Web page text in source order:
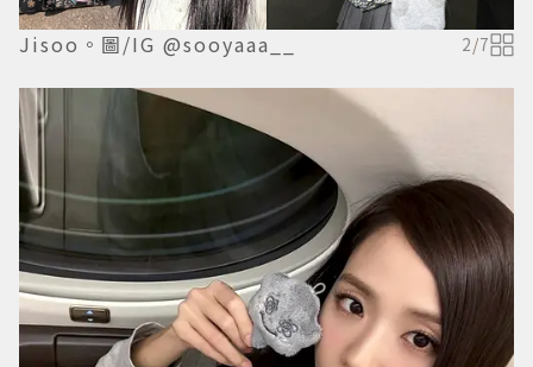
Jisoo。圖/IG @sooyaaa__ 2/7